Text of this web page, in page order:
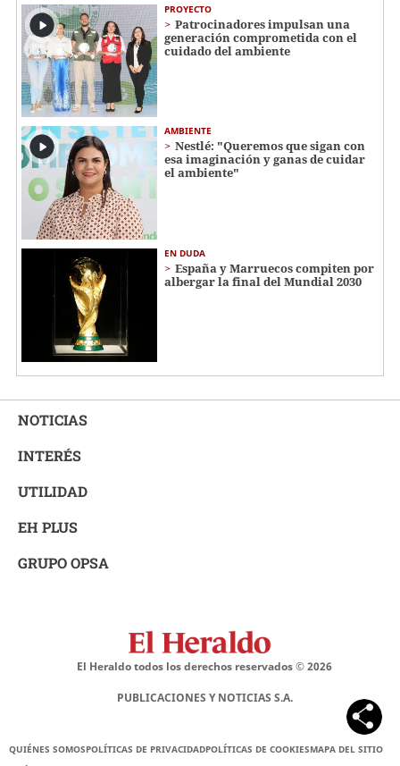
PROYECTO
Patrocinadores impulsan una
generación comprometida con el
cuidado del ambiente
AMBIENTE
Nestlé: "Queremos que sigan con
esa imaginación y ganas de cuidar
el ambiente"
EN DUDA
España y Marruecos compiten por
albergar la final del Mundial 2030
NOTICIAS
INTERÉS
UTILIDAD
EH PLUS
GRUPO OPSA
El Heraldo todos los derechos reservados ©2026
PUBLICACIONES Y NOTICIAS S.A.
QUIÉNES SOMOSPOLÍTICAS DE PRIVACIDADPOLÍTICAS DE COOKIESMAPA DEL SITIO